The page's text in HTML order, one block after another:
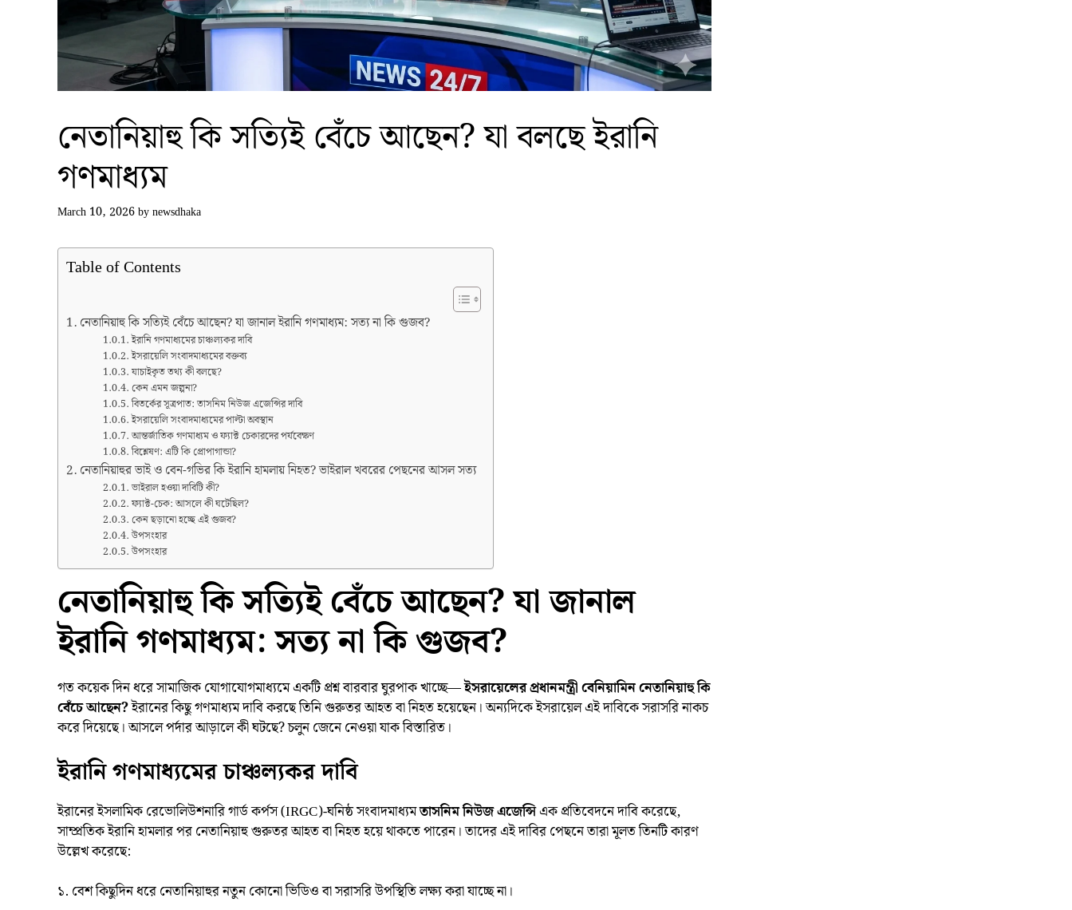
নেতানিয়াহু কি সত্যিই বেঁচে আছেন? যা বলছে ইরানি
গণমাধ্যম
March 10, 2026bynewsdhaka
Table of Contents
নেতানিয়াহু কি সত্যিই বেঁচে আছেন? যা জানাল ইরানি গণমাধ্যম: সত্য না কি গুজব?
ইরানি গণমাধ্যমের চাঞ্চল্যকর দাবি
ইসরায়েলি সংবাদমাধ্যমের বক্তব্য
যাচাইকৃত তথ্য কী বলছে?
কেন এমন জল্পনা?
বিতর্কের সূত্রপাত: তাসনিম নিউজ এজেন্সির দাবি
ইসরায়েলি সংবাদমাধ্যমের পাল্টা অবস্থান
আন্তর্জাতিক গণমাধ্যম ও ফ্যাক্ট চেকারদের পর্যবেক্ষণ
বিশ্লেষণ: এটি কি প্রোপাগান্ডা?
নেতানিয়াহুর ভাই ও বেন-গভির কি ইরানি হামলায় নিহত? ভাইরাল খবরের পেছনের আসল সত্য
ভাইরাল হওয়া দাবিটি কী?
ফ্যাক্ট-চেক: আসলে কী ঘটেছিল?
কেন ছড়ানো হচ্ছে এই গুজব?
উপসংহার
উপসংহার
নেতানিয়াহু কি সত্যিই বেঁচে আছেন? যা জানাল
ইরানি গণমাধ্যম: সত্য না কি গুজব?
গত কয়েক দিন ধরে সামাজিক যোগাযোগমাধ্যমে একটি প্রশ্ন বারবার ঘুরপাক খাচ্ছে—ইসরায়েলের প্রধানমন্ত্রী বেনিয়ামিন নেতানিয়াহু কি
বেঁচে আছেন?ইরানের কিছু গণমাধ্যম দাবি করছে তিনি গুরুতর আহত বা নিহত হয়েছেন। অন্যদিকে ইসরায়েল এই দাবিকে সরাসরি নাকচ
করে দিয়েছে। আসলে পর্দার আড়ালে কী ঘটছে? চলুন জেনে নেওয়া যাক বিস্তারিত।
ইরানি গণমাধ্যমের চাঞ্চল্যকর দাবি
ইরানের ইসলামিক রেভোলিউশনারি গার্ড কর্পস (IRGC)-ঘনিষ্ঠ সংবাদমাধ্যমতাসনিম নিউজ এজেন্সিএক প্রতিবেদনে দাবি করেছে,
সাম্প্রতিক ইরানি হামলার পর নেতানিয়াহু গুরুতর আহত বা নিহত হয়ে থাকতে পারেন। তাদের এই দাবির পেছনে তারা মূলত তিনটি কারণ
উল্লেখ করেছে:
১. বেশ কিছুদিন ধরে নেতানিয়াহুর নতুন কোনো ভিডিও বা সরাসরি উপস্থিতি লক্ষ্য করা যাচ্ছে না।